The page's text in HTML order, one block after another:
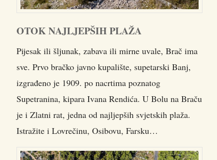
OTOK NAJLJEPŠIH PLAŽA
Pijesak ili šljunak, zabava ili mirne uvale, Brač ima
sve. Prvo bračko javno kupalište, supetarski Banj,
izgrađeno je 1909. po nacrtima poznatog
Supetranina, kipara Ivana Rendića. U Bolu na Braču
je i Zlatni rat, jedna od najljepših svjetskih plaža.
Istražite i Lovrečinu, Osibovu, Farsku…